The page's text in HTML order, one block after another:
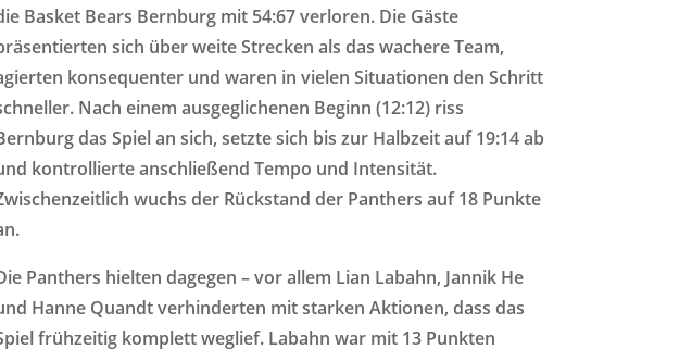
Basket Bears Bernburg mit 54:67 verloren. Die Gäste
sich über weite Strecken als das wachere Team,
konsequenter und waren in vielen Situationen den Schritt
Nach einem ausgeglichenen Beginn (12:12) riss
das Spiel an sich, setzte sich bis zur Halbzeit auf 19:14 ab
kontrollierte anschließend Tempo und Intensität.
wuchs der Rückstand der Panthers auf 18 Punkte
Panthers hielten dagegen – vor allem Lian Labahn, Jannik He
Hanne Quandt verhinderten mit starken Aktionen, dass das
frühzeitig komplett weglief. Labahn war mit 13 Punkten